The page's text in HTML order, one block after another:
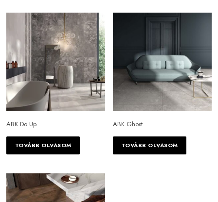
ABK Do Up
TOVÁBB OLVASOM
ABK Ghost
TOVÁBB OLVASOM